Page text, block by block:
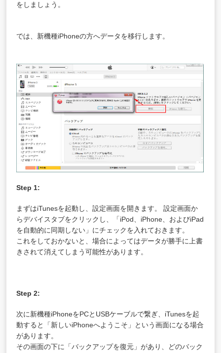
をしましょう。
では、新機種iPhoneの方へデータを移行します。
Step 1:
まずはiTunesを起動し、設定画面を開きます。 設定画面か
らデバイスタブをクリックし、「iPod、iPhone、およびiPad
を自動的に同期しない」にチェックを入れておきます。
これをしておかないと、場合によってはデータが勝手に上書
きされて消えてしまう可能性があります。
Step 2:
次に新機種iPhoneをPCとUSBケーブルで繋ぎ、iTunesを起
動すると「新しいiPhoneへようこそ」という画面になる場合
があります。
その画面の下に「バックアップを復元」があり、どのバック